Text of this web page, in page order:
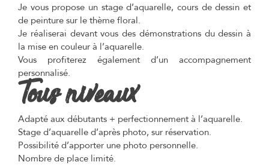
Je vous propose un stage d’aquarelle, cours de dessin et
de peinture sur le thème floral.
Je réaliserai devant vous des démonstrations du dessin à
la mise en couleur à l’aquarelle.
Vous profiterez également d’un accompagnement
personnalisé.
Tous niveaux
Adapté aux débutants + perfectionnement à l’aquarelle.
Stage d’aquarelle d’après photo, sur réservation.
Possibilité d’apporter une photo personnelle.
Nombre de place limité.